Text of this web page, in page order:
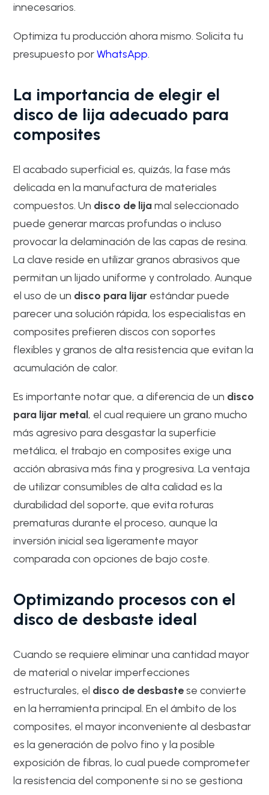
innecesarios.
Optimiza tu producción ahora mismo. Solicita tu
presupuesto porWhatsApp.
La importancia de elegir el
disco de lija adecuado para
composites
El acabado superficial es, quizás, la fase más
delicada en la manufactura de materiales
compuestos. Un disco de lijamal seleccionado
puede generar marcas profundas o incluso
provocar la delaminación de las capas de resina.
La clave reside en utilizar granos abrasivos que
permitan un lijado uniforme y controlado. Aunque
el uso de un disco para lijar estándar puede
parecer una solución rápida, los especialistas en
composites prefieren discos con soportes
flexibles y granos de alta resistencia que evitan la
acumulación de calor.
Es importante notar que, a diferencia de un disco
para lijar metal, el cual requiere un grano mucho
más agresivo para desgastar la superficie
metálica, el trabajo en composites exige una
acción abrasiva más fina y progresiva. La ventaja
de utilizar consumibles de alta calidad es la
durabilidad del soporte, que evita roturas
prematuras durante el proceso, aunque la
inversión inicial sea ligeramente mayor
comparada con opciones de bajo coste.
Optimizando procesos con el
disco de desbaste ideal
Cuando se requiere eliminar una cantidad mayor
de material o nivelar imperfecciones
estructurales, el disco de desbastese convierte
en la herramienta principal. En el ámbito de los
composites, el mayor inconveniente al desbastar
es la generación de polvo fino y la posible
exposición de fibras, lo cual puede comprometer
la resistencia del componente si no se gestiona